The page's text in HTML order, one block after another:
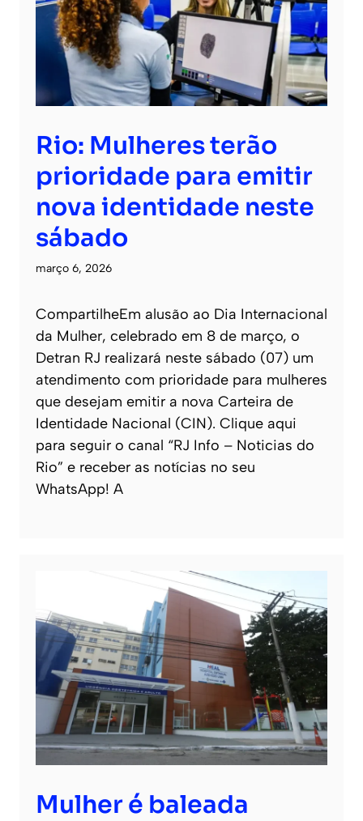
Rio: Mulheres terão
prioridade para emitir
nova identidade neste
sábado
março 6, 2026
CompartilheEm alusão ao Dia Internacional
da Mulher, celebrado em 8 de março, o
Detran RJ realizará neste sábado (07) um
atendimento com prioridade para mulheres
que desejam emitir a nova Carteira de
Identidade Nacional (CIN). Clique aqui
para seguir o canal “RJ Info – Noticias do
Rio” e receber as notícias no seu
WhatsApp! A
Mulher é baleada